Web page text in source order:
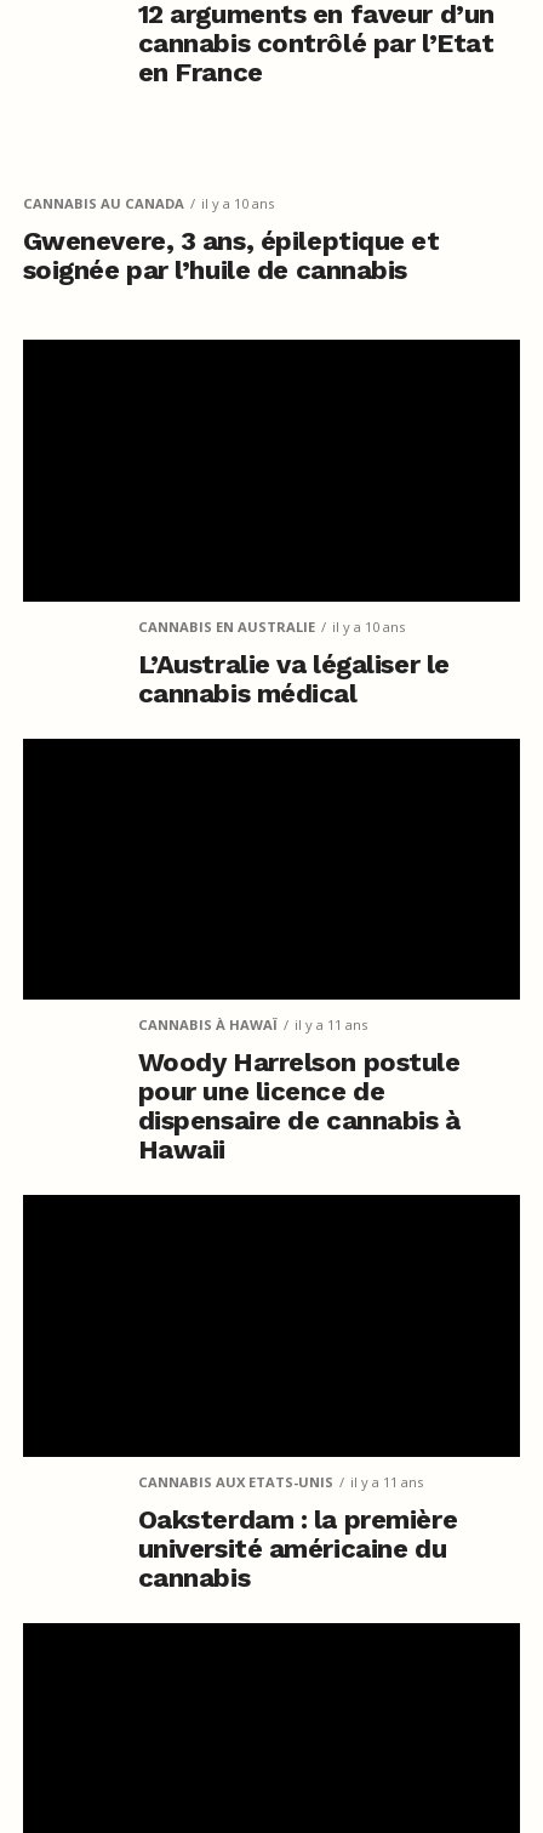
12 arguments en faveur d’un
cannabis contrôlé par l’Etat
en France
CANNABIS AU CANADA il y a 10 ans
Gwenevere, 3 ans, épileptique et
soignée par l’huile de cannabis
CANNABIS EN AUSTRALIE il y a 10 ans
L’Australie va légaliser le
cannabis médical
CANNABIS À HAWAÏ il y a 11 ans
Woody Harrelson postule
pour une licence de
dispensaire de cannabis à
Hawaii
CANNABIS AUX ETATS-UNIS il y a 11 ans
Oaksterdam : la première
université américaine du
cannabis